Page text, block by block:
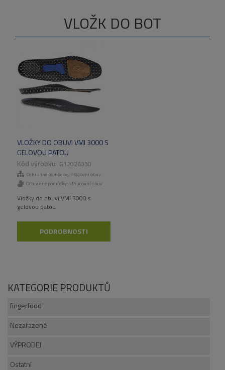
VLOŽK DO BOT
VLOŽKY DO OBUVI VMI 3000 S
GELOVOU PATOU
G12026030
Ochranné pomůcky, Pracovní obuv
Ochranné pomůcky->Pracovní obuv
Vložky do obuvi VMI 3000 s
gelovou patou
PODROBNOSTI
KATEGORIE PRODUKTŮ
fingerfood
Nezařazené
VÝPRODEJ
Ostatní